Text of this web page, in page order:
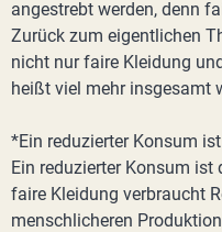
angestrebt werden, denn
Zurück zum eigentlichen
nicht nur faire Kleidung
heißt viel mehr insgesamt
*Ein reduzierter Konsum
Ein reduzierter Konsum ist
faire Kleidung verbraucht
menschlicheren